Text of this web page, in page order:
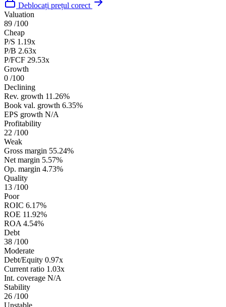
Deblocați prețul corect
Valuation
89 /100
Cheap
P/S 1.19x
P/B 2.63x
P/FCF 29.53x
Growth
0 /100
Declining
Rev. growth 11.26%
Book val. growth 6.35%
EPS growth N/A
Profitability
22 /100
Weak
Gross margin 55.24%
Net margin 5.57%
Op. margin 4.73%
Quality
13 /100
Poor
ROIC 6.17%
ROE 11.92%
ROA 4.54%
Debt
38 /100
Moderate
Debt/Equity 0.97x
Current ratio 1.03x
Int. coverage N/A
Stability
26 /100
Unstable